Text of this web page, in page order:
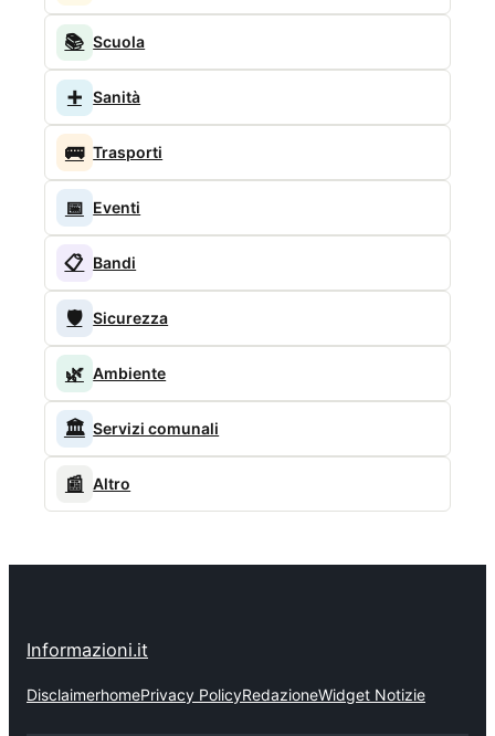
📚 Scuola
➕ Sanità
🚌 Trasporti
📅 Eventi
📋 Bandi
🛡️ Sicurezza
🌿 Ambiente
🏛️ Servizi comunali
📰 Altro
Informazioni.it
DisclaimerhomePrivacy PolicyRedazioneWidget Notizie